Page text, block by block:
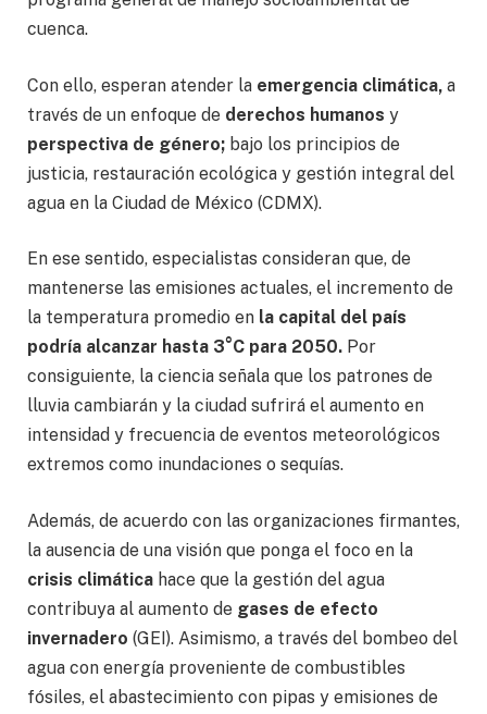
cuenca.
Con ello, esperan atender la emergencia climática, a
través de un enfoque de derechos humanos y
perspectiva de género; bajo los principios de
justicia, restauración ecológica y gestión integral del
agua en la Ciudad de México (CDMX).
En ese sentido, especialistas consideran que, de
mantenerse las emisiones actuales, el incremento de
la temperatura promedio en la capital del país
podría alcanzar hasta 3°C para 2050. Por
consiguiente, la ciencia señala que los patrones de
lluvia cambiarán y la ciudad sufrirá el aumento en
intensidad y frecuencia de eventos meteorológicos
extremos como inundaciones o sequías.
Además, de acuerdo con las organizaciones firmantes,
la ausencia de una visión que ponga el foco en la
crisis climática hace que la gestión del agua
contribuya al aumento de gases de efecto
invernadero (GEI). Asimismo, a través del bombeo del
agua con energía proveniente de combustibles
fósiles, el abastecimiento con pipas y emisiones de